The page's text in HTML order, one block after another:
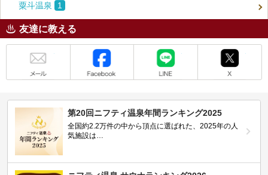
粟斗温泉 1
友達に教える
第20回ニフティ温泉年間ランキング2025
全国約2.2万件の中から頂点に選ばれた、2025年の人
気施設は…